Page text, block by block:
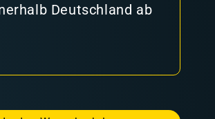
Deutschland ab